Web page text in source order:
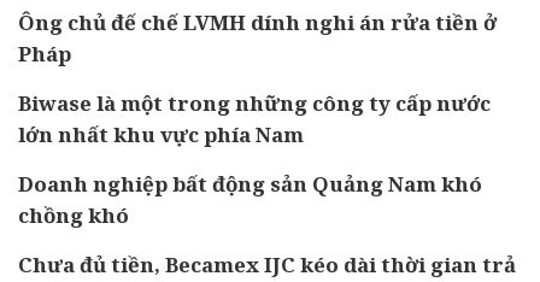
Ông chủ đế chế LVMH dính nghi án rửa tiền ở
Pháp
Biwase là một trong những công ty cấp nước
lớn nhất khu vực phía Nam
Doanh nghiệp bất động sản Quảng Nam khó
chồng khó
Chưa đủ tiền, Becamex IJC kéo dài thời gian trả